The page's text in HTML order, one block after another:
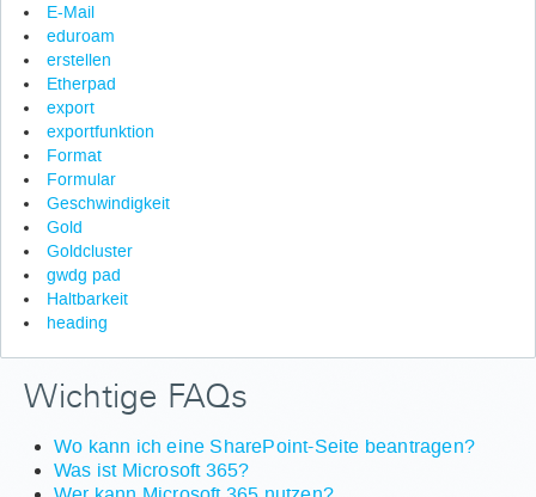
E-Mail
eduroam
erstellen
Etherpad
export
exportfunktion
Format
Formular
Geschwindigkeit
Gold
Goldcluster
gwdg pad
Haltbarkeit
heading
Wichtige FAQs
Wo kann ich eine SharePoint-Seite beantragen?
Was ist Microsoft 365?